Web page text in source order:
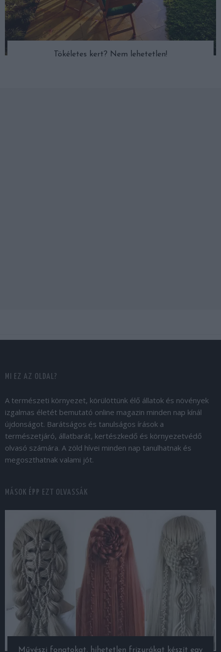
Tökéletes kert? Nem lehetetlen!
MI EZ AZ OLDAL?
A természeti környezet, körülöttünk élő állatok és növények
izgalmas életét bemutató online magazin minden nap kínál
újdonságot. Barátságos és tanulságos írások a
természetjáró, állatbarát, kertészkedő és környezetvédő
olvasó számára. A zöld hívei minden nap tanulhatnak és
megoszthatnak valami jót.
MÁSOK ÉPP EZT OLVASSÁK
Művészi fonatokat, hihetetlen frizurákat készít egy